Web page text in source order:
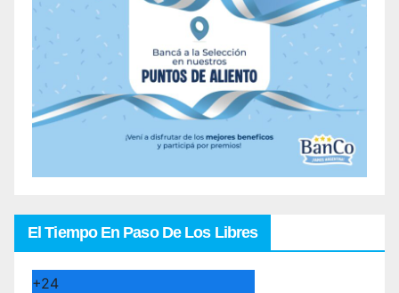
El Tiempo En Paso De Los Libres
+24